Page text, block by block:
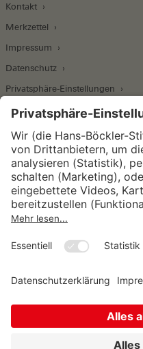
Kontakt
Merkzettel
Impressum
Datenschutz
Privatsphäre-Einstellungen
Wirtschafts- und
Institut für